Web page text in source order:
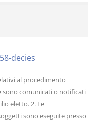
decies
al procedimento
sono comunicati o notificati
eletto. 2. Le
sono eseguite presso